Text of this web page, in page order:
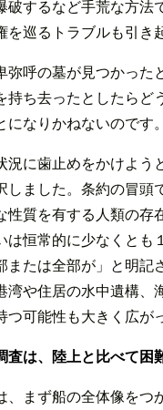
破するなど手荒な方
巡るトラブルも引き
弥呼の墓が見つかっ
持ち去ったとしたら
なりかねないのです。
況に歯止めをかけよ
しました。条約の冒頭
性質を有する人類の
は恒常的に少なくと
または全部が」と明
湾や住居の水中遺構
可能性も大きく広が
は、陸上と比べて困
、まず船の全体像を